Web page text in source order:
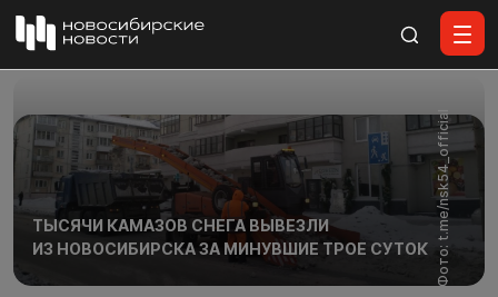
Фото: t.me/nsk54_official
ТЫСЯЧИ КАМАЗОВ СНЕГА ВЫВЕЗЛИ
ИЗ НОВОСИБИРСКА ЗА МИНУВШИЕ ТРОЕ СУТОК